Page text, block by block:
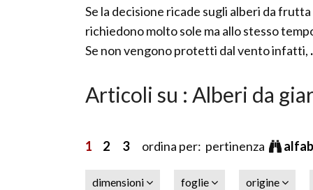
Se la decisione ricade sugli alberi da
richiedono molto sole ma allo stesso
Se non vengono protetti dal vento infatti,
Articoli su : Alberi da
1 2 3ordina per: pertinenza
dimensioni foglie origine